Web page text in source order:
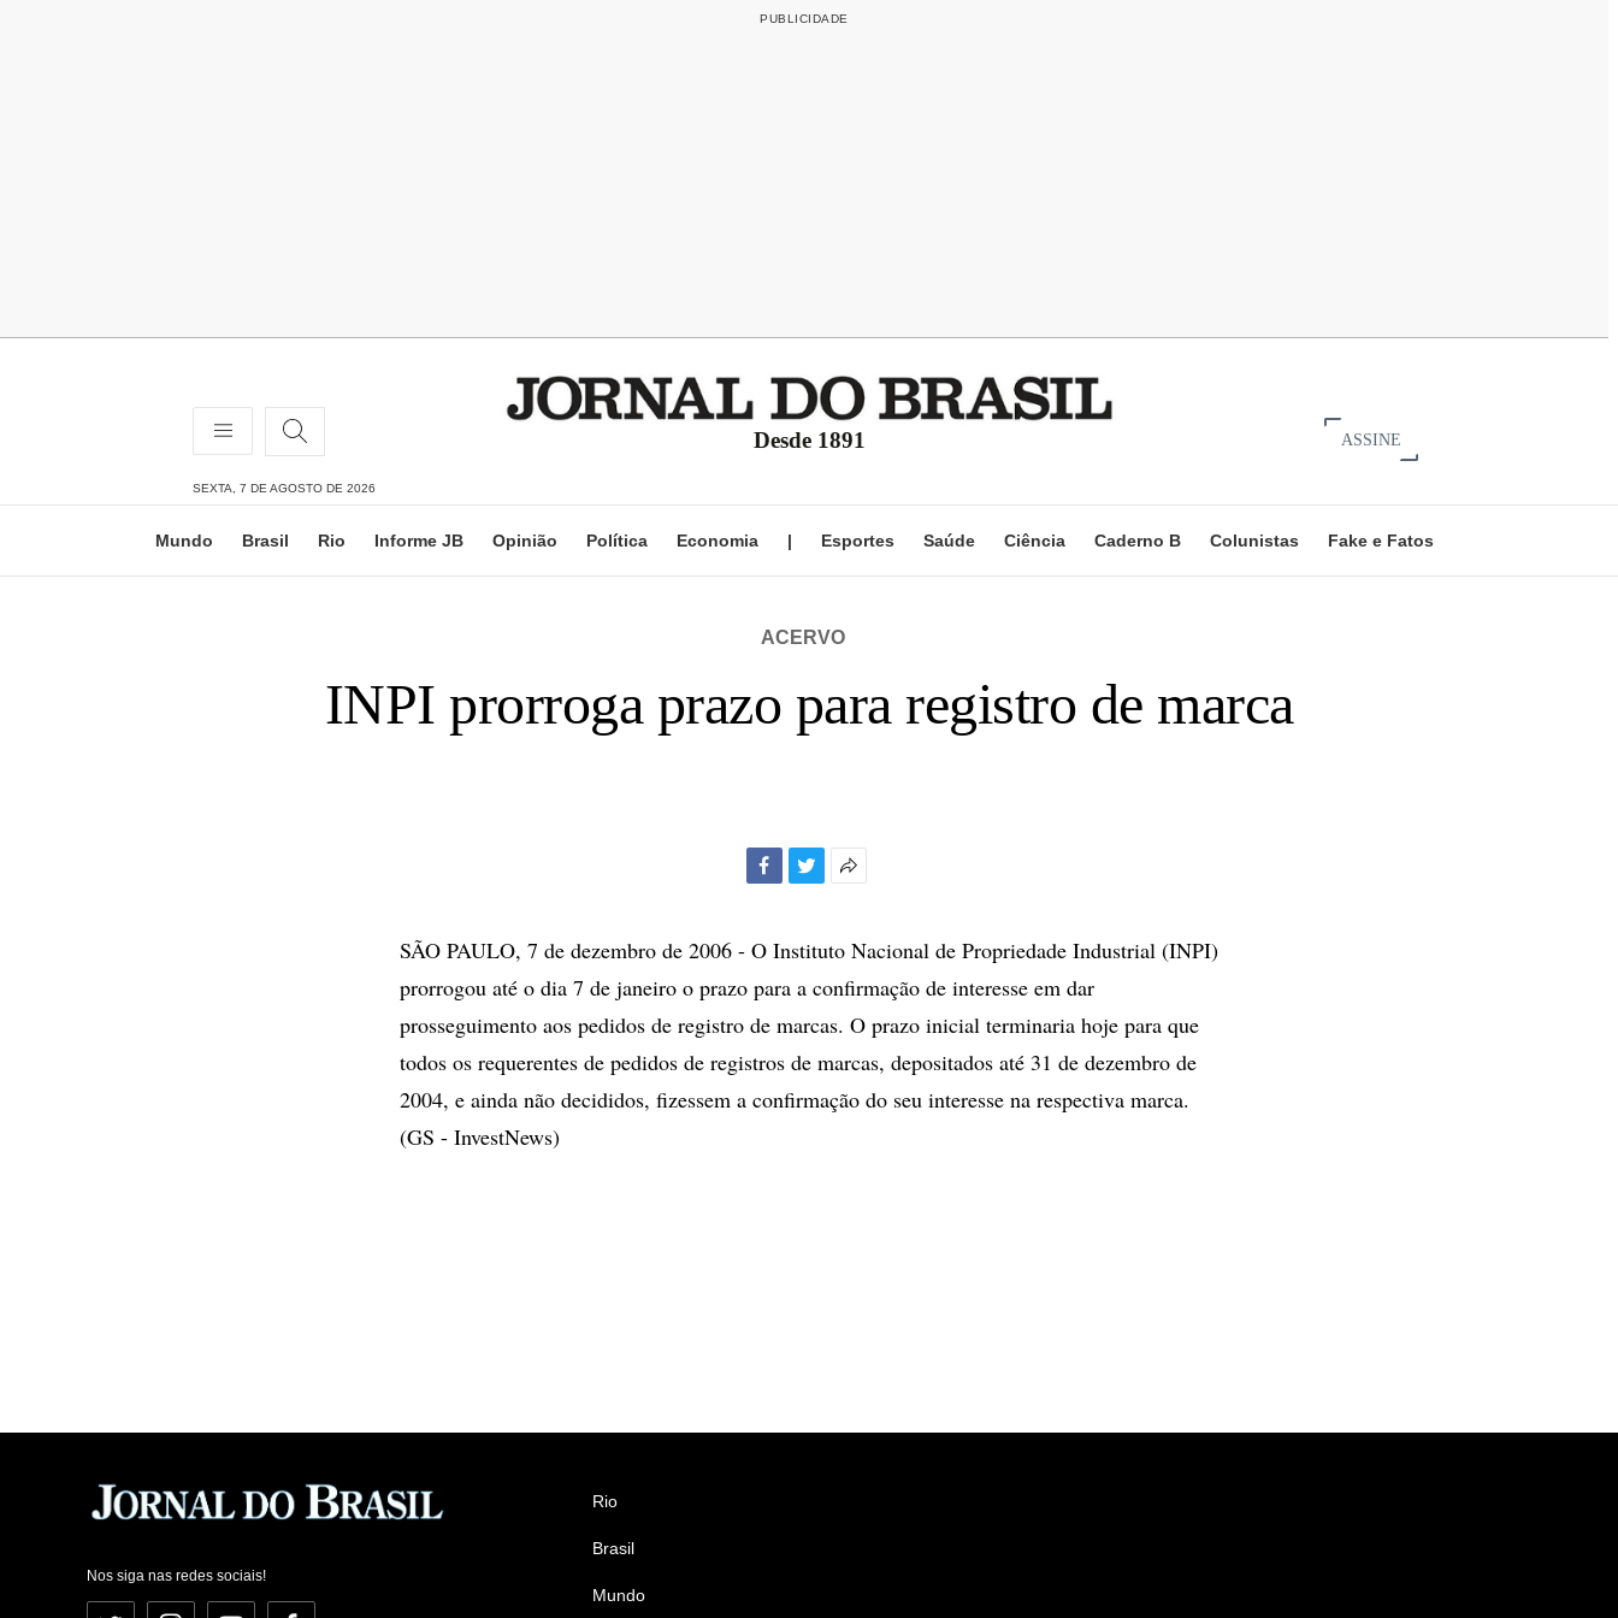
Desde 1891 ASSINE
SEXTA, 7 DE AGOSTO DE 2026
Mundo Brasil Rio Informe JB Opinião Política Economia | Esportes Saúde Ciência Caderno B Colunistas Fake e Fatos
ACERVO
INPI prorroga prazo para registro de marca
compartilhamento
SÃO PAULO, 7 de dezembro de 2006 - O Instituto Nacional de Propriedade Industrial (INPI)
prorrogou até o dia 7 de janeiro o prazo para a confirmação de interesse em dar
prosseguimento aos pedidos de registro de marcas. O prazo inicial terminaria hoje para que
todos os requerentes de pedidos de registros de marcas, depositados até 31 de dezembro de
2004, e ainda não decididos, fizessem a confirmação do seu interesse na respectiva marca.
(GS - InvestNews)
Nos siga nas redes sociais!
Rio
Brasil
Mundo